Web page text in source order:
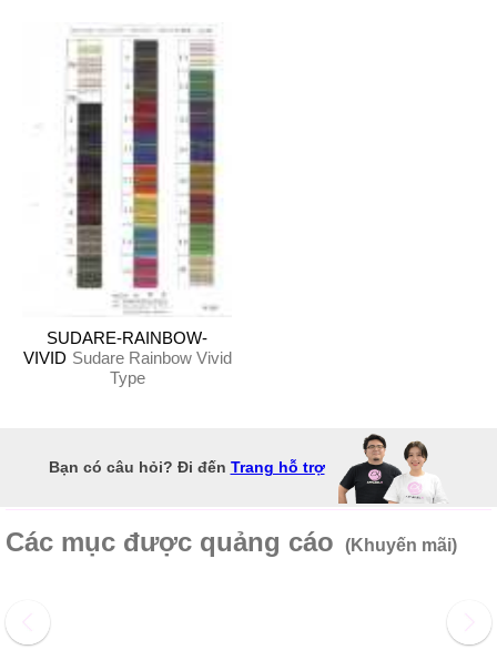
SUDARE-RAINBOW-
VIVID Sudare Rainbow Vivid
Type
Bạn có câu hỏi? Đi đến Trang hỗ trợ
Các mục được quảng cáo (Khuyến mãi)